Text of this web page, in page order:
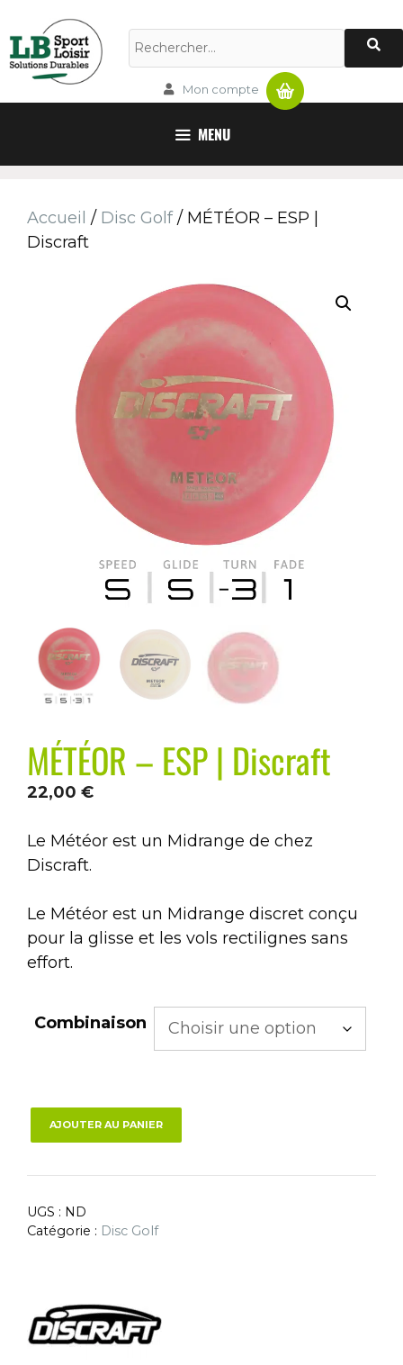
Mon compte Panier
MENU
Accueil / Disc Golf/ MÉTÉOR – ESP |
Discraft
MÉTÉOR – ESP | Discraft
22,00 €
Le Météor est un Midrange de chez
Discraft.
Le Météor est un Midrange discret conçu
pour la glisse et les vols rectilignes sans
effort.
Combinaison
AJOUTER AU PANIER
UGS : ND
Catégorie : Disc Golf